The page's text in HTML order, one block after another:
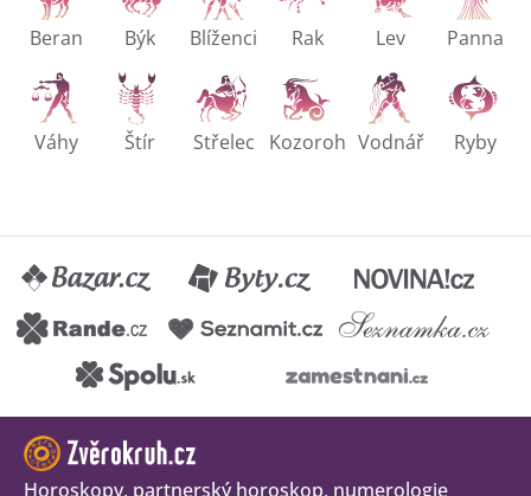
Beran Býk Blíženci Rak Lev Panna
Váhy Štír Střelec Kozoroh Vodnář Ryby
Horoskopy, partnerský horoskop, numerologie